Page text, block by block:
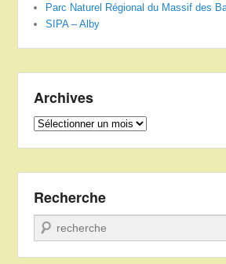
Parc Naturel Régional du Massif des
SIPA – Alby
Archives
Archives
Recherche
Recherche